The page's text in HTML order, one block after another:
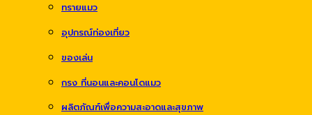
ทรายแมว
อุปกรณ์ท่องเที่ยว
ของเล่น
กรง ที่นอนและคอนโดแมว
ผลิตภัณฑ์เพื่อความสะอาดและสุขภาพ